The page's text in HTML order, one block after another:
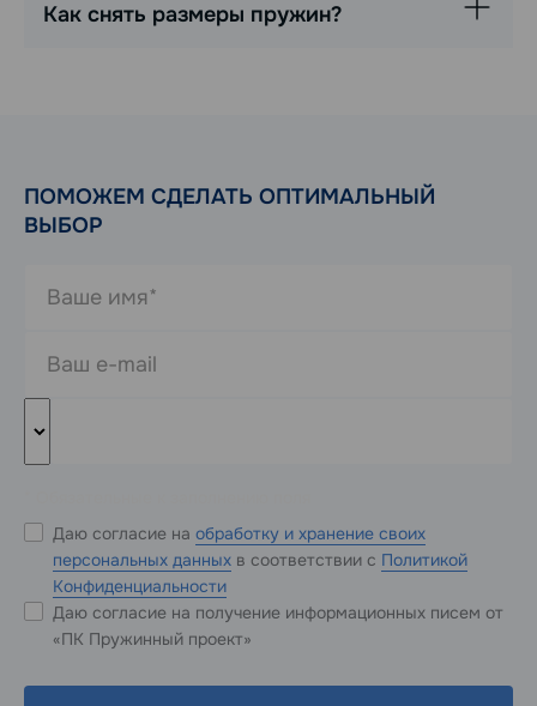
Как снять размеры пружин?
ПОМОЖЕМ СДЕЛАТЬ ОПТИМАЛЬНЫЙ
ВЫБОР
Даю согласие на обработку и хранение своих
персональных данных в соответствии с Политикой
Конфиденциальности
Даю согласие на получение информационных писем от
«ПК Пружинный проект»